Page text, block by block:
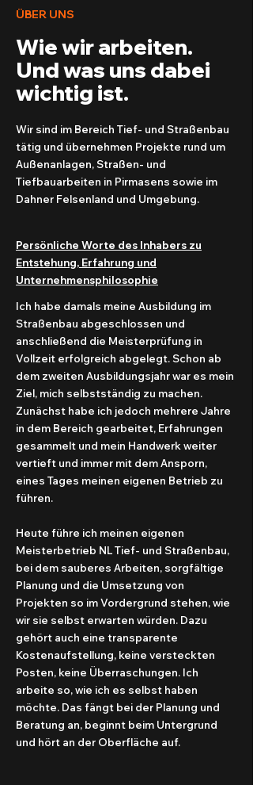
ÜBER UNS
Wie wir arbeiten.
Und was uns dabei
wichtig ist.
Wir sind im Bereich Tief- und Straßenbau
tätig und übernehmen Projekte rund um
Außenanlagen, Straßen- und
Tiefbauarbeiten in Pirmasens sowie im
Dahner Felsenland und Umgebung.
Persönliche Worte des Inhabers zu
Entstehung, Erfahrung und
Unternehmensphilosophie
Ich habe damals meine Ausbildung im
Straßenbau abgeschlossen und
anschließend die Meisterprüfung in
Vollzeit erfolgreich abgelegt. Schon ab
dem zweiten Ausbildungsjahr war es mein
Ziel, mich selbstständig zu machen.
Zunächst habe ich jedoch mehrere Jahre
in dem Bereich gearbeitet, Erfahrungen
gesammelt und mein Handwerk weiter
vertieft und immer mit dem Ansporn,
eines Tages meinen eigenen Betrieb zu
führen.
Heute führe ich meinen eigenen
Meisterbetrieb NL Tief- und Straßenbau,
bei dem sauberes Arbeiten, sorgfältige
Planung und die Umsetzung von
Projekten so im Vordergrund stehen, wie
wir sie selbst erwarten würden. Dazu
gehört auch eine transparente
Kostenaufstellung, keine versteckten
Posten, keine Überraschungen. Ich
arbeite so, wie ich es selbst haben
möchte. Das fängt bei der Planung und
Beratung an, beginnt beim Untergrund
und hört an der Oberfläche auf.